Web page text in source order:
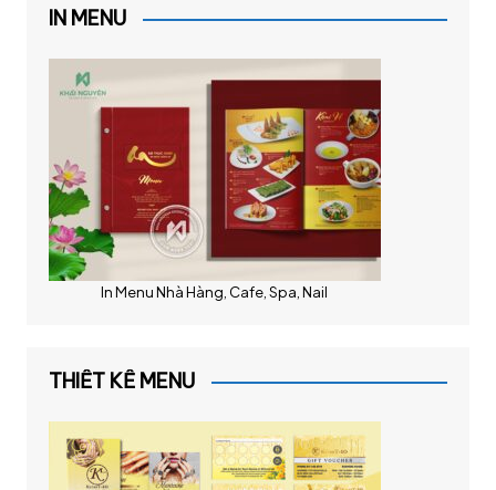
IN MENU
In Menu Nhà Hàng, Cafe, Spa, Nail
THIẾT KẾ MENU